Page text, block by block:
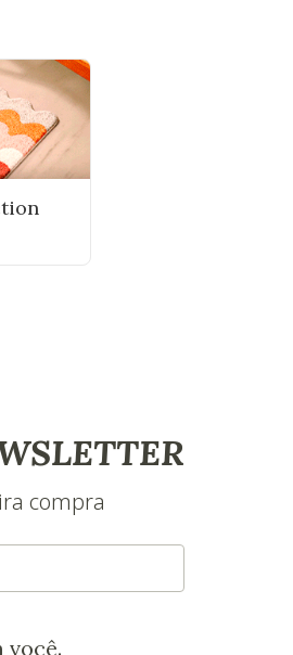
compra
você.